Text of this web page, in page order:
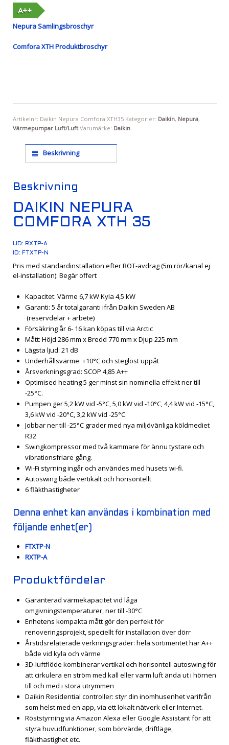
A++
Nepura Samlingsbroschyr
Comfora XTH Produktbroschyr
Artikelnr: Daikin Nepura Comfora XTH35 Kategorier: Daikin, Nepura,
Värmepumpar Luft/Luft Varumärke: Daikin
Beskrivning
Beskrivning
DAIKIN NEPURA
COMFORA XTH 35
UD: RXTP-A
ID: FTXTP-N
Pris med standardinstallation efter ROT-avdrag (5m rör/kanal ej
el-installation): Begär offert
Kapacitet: Värme 6,7 kW Kyla 4,5 kW
Garanti: 5 år totalgaranti ifrån Daikin Sweden AB
(reservdelar + arbete)
Försäkring år 6- 16 kan köpas till via Arctic
Mått: Höjd 286 mm x Bredd 770 mm x Djup 225 mm
Lägsta ljud: 21 dB
Underhållsvärme: +10°C och steglöst uppåt
Årsverkningsgrad: SCOP 4,85 A++
Optimised heating 5 ger minst sin nominella effekt ner till
-25°C.
Pumpen ger 5,2 kW vid -5°C, 5,0 kW vid -10°C, 4,4 kW vid -15°C,
3,6 kW vid -20°C, 3,2 kW vid -25°C
Jobbar ner till -25°C grader med nya miljövänliga köldmediet
R32
Swingkompressor med två kammare för ännu tystare och
vibrationsfriare gång.
Wi-Fi styrning ingår och användes med husets wi-fi.
Autoswing både vertikalt och horisontellt
6 fläkthastigheter
Denna enhet kan användas i kombination med
följande enhet(er)
FTXTP-N
RXTP-A
Produktfördelar
Garanterad värmekapacitet vid låga
omgivningstemperaturer, ner till -30°C
Enhetens kompakta mått gör den perfekt för
renoveringsprojekt, speciellt för installation över dörr
Årstidsrelaterade verkningsgrader: hela sortimentet har A++
både vid kyla och värme
3D-luftflöde kombinerar vertikal och horisontell autoswing för
att cirkulera en ström med kall eller varm luft ända ut i hörnen
till och med i stora utrymmen
Daikin Residential controller: styr din inomhusenhet varifrån
som helst med en app, via ett lokalt nätverk eller Internet.
Röststyrning via Amazon Alexa eller Google Assistant för att
styra huvudfunktioner, som börvärde, driftläge,
fläkthastighet etc.